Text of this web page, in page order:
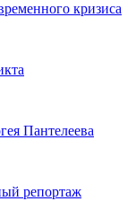
кризиса
Пантелеева
репортаж